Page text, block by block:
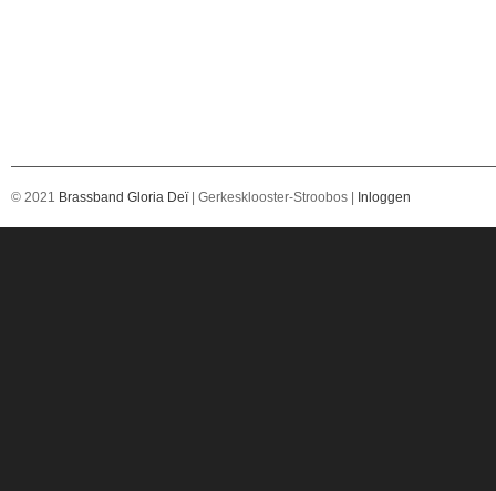
© 2021 Brassband Gloria Deï | Gerkesklooster-Stroobos | Inloggen